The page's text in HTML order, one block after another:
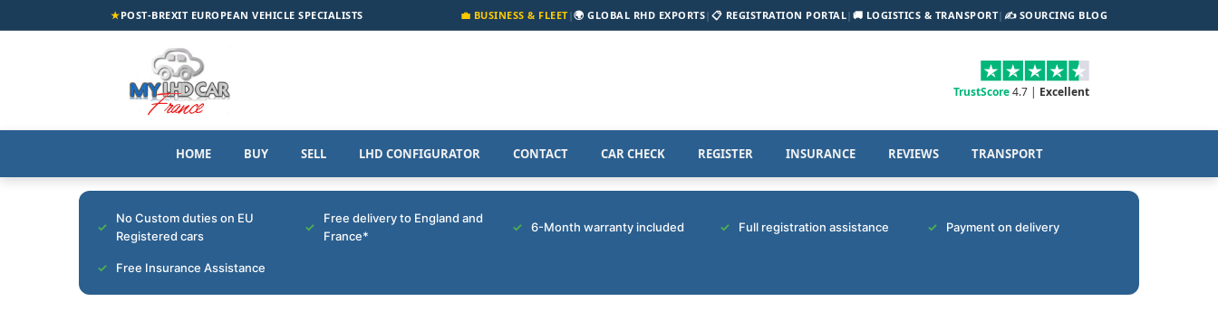
★POST-BREXIT EUROPEAN VEHICLE SPECIALISTS 💼 BUSINESS & FLEET|🌍 GLOBAL RHD EXPORTS| 📋 REGISTRATION PORTAL| 🚚 LOGISTICS & TRANSPORT| ✍️ SOURCING BLOG
TrustScore4.7 | Excellent
HOME BUY SELL LHD CONFIGURATOR CONTACT CAR CHECK REGISTER INSURANCE REVIEWS TRANSPORT
No Custom duties on EU
Registered cars
Free delivery to England and
France*
6-Month warranty included Full registration assistance Payment on delivery
Free Insurance Assistance